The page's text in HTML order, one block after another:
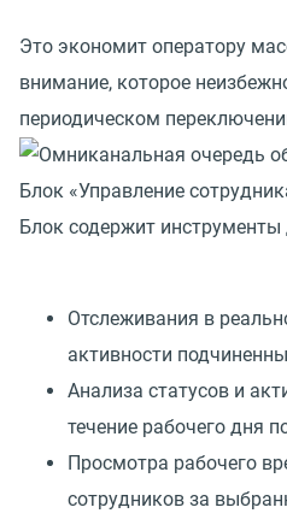
Это экономит оператору
внимание, которое
периодическом
Блок «Управление
Блок содержит инструменты
Отслеживания в
активности
Анализа статусов и
течение рабочего дня
Просмотра рабочего
сотрудников за